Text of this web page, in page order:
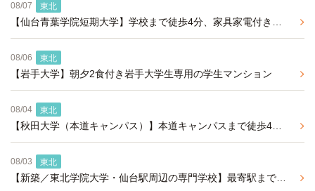
08/07 東北
【仙台青葉学院短期大学】学校まで徒歩4分、家具家電付きの学生マンション
08/06 東北
【岩手大学】朝夕2食付き岩手大学生専用の学生マンション
08/04 東北
【秋田大学（本道キャンパス）】本道キャンパスまで徒歩4分。オール電化学生専用マンション
08/03 東北
【新築／東北学院大学・仙台駅周辺の専門学校】最寄駅まで徒歩1分の家具家電・食事付き学生マンション